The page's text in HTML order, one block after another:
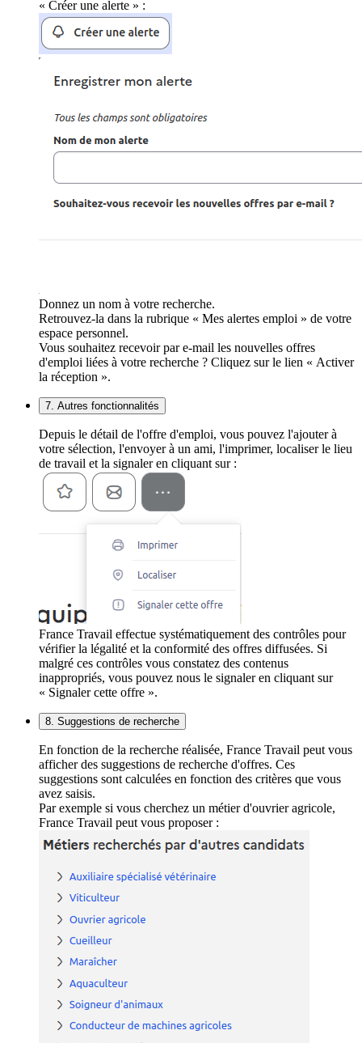
« Créer une alerte » :
Donnez un nom à votre recherche.
Retrouvez-la dans la rubrique « Mes alertes emploi » de votre
espace personnel.
Vous souhaitez recevoir par e-mail les nouvelles offres
d'emploi liées à votre recherche ? Cliquez sur le lien « Activer
la réception ».
7. Autres fonctionnalités
Depuis le détail de l'offre d'emploi, vous pouvez l'ajouter à
votre sélection, l'envoyer à un ami, l'imprimer, localiser le lieu
de travail et la signaler en cliquant sur :
France Travail effectue systématiquement des contrôles pour
vérifier la légalité et la conformité des offres diffusées. Si
malgré ces contrôles vous constatez des contenus
inappropriés, vous pouvez nous le signaler en cliquant sur
« Signaler cette offre ».
8. Suggestions de recherche
En fonction de la recherche réalisée, France Travail peut vous
afficher des suggestions de recherche d'offres. Ces
suggestions sont calculées en fonction des critères que vous
avez saisis.
Par exemple si vous cherchez un métier d'ouvrier agricole,
France Travail peut vous proposer :